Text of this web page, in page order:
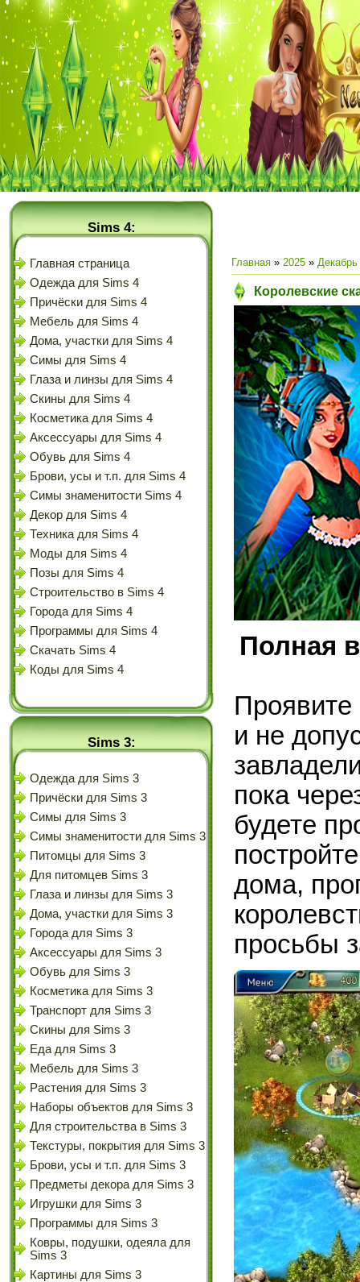
Sims 4:
Главная страница
Одежда для Sims 4
Причёски для Sims 4
Мебель для Sims 4
Дома, участки для Sims 4
Симы для Sims 4
Глаза и линзы для Sims 4
Скины для Sims 4
Косметика для Sims 4
Аксессуары для Sims 4
Обувь для Sims 4
Брови, усы и т.п. для Sims 4
Симы знаменитости Sims 4
Декор для Sims 4
Техника для Sims 4
Моды для Sims 4
Позы для Sims 4
Строительство в Sims 4
Города для Sims 4
Программы для Sims 4
Скачать Sims 4
Коды для Sims 4
Sims 3:
Одежда для Sims 3
Причёски для Sims 3
Симы для Sims 3
Симы знаменитости для Sims 3
Питомцы для Sims 3
Для питомцев Sims 3
Глаза и линзы для Sims 3
Дома, участки для Sims 3
Города для Sims 3
Аксессуары для Sims 3
Обувь для Sims 3
Косметика для Sims 3
Транспорт для Sims 3
Скины для Sims 3
Еда для Sims 3
Мебель для Sims 3
Растения для Sims 3
Наборы объектов для Sims 3
Для строительства в Sims 3
Текстуры, покрытия для Sims 3
Брови, усы и т.п. для Sims 3
Предметы декора для Sims 3
Игрушки для Sims 3
Программы для Sims 3
Ковры, подушки, одеяла для
Sims 3
Картины для Sims 3
Главная » 2025 » Декабрь
Королевские
Полная
Проявите
и не
пока
будете
дома,
просьбы